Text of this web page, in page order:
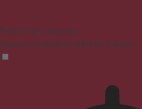
Profil sûr pour les crises
Supprime les flashs et réduit les couleurs